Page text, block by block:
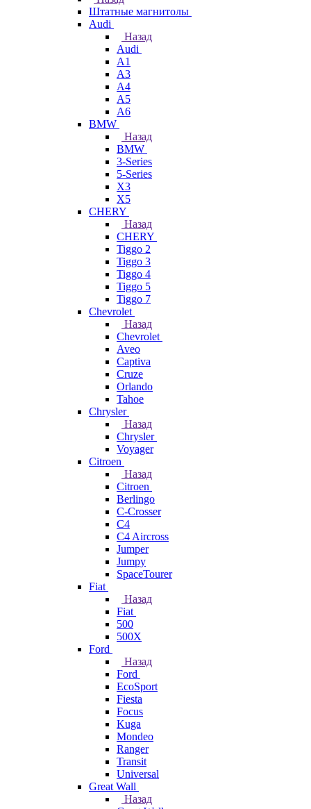
Штатные магнитолы
Audi
Назад
Audi
A1
A3
A4
A5
A6
BMW
Назад
BMW
3-Series
5-Series
X3
X5
CHERY
Назад
CHERY
Tiggo 2
Tiggo 3
Tiggo 4
Tiggo 5
Tiggo 7
Chevrolet
Назад
Chevrolet
Aveo
Captiva
Cruze
Orlando
Tahoe
Chrysler
Назад
Chrysler
Voyager
Citroen
Назад
Citroen
Berlingo
C-Crosser
C4
C4 Aircross
Jumper
Jumpy
SpaceTourer
Fiat
Назад
Fiat
500
500X
Ford
Назад
Ford
EcoSport
Fiesta
Focus
Kuga
Mondeo
Ranger
Transit
Universal
Great Wall
Назад